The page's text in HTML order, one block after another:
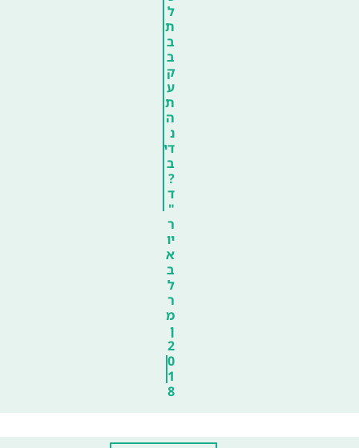
ל
ת
ב
ב
ק
ע
ת
ה
נ
די
ב
?
ד
"
ר
יו
א
ב
ל
ר
מ
ן
2
0
1
8